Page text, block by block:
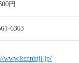
円
6363
www.kenninji.jp/